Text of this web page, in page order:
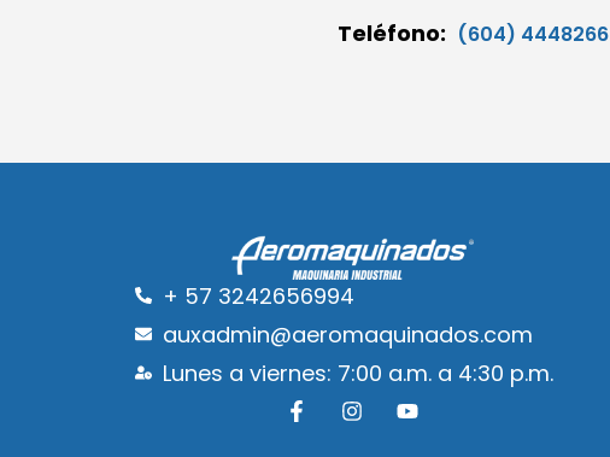
Teléfono: (604) 4448266
+ 57 3242656994
auxadmin@aeromaquinados.com
Lunes a viernes: 7:00 a.m. a 4:30 p.m.